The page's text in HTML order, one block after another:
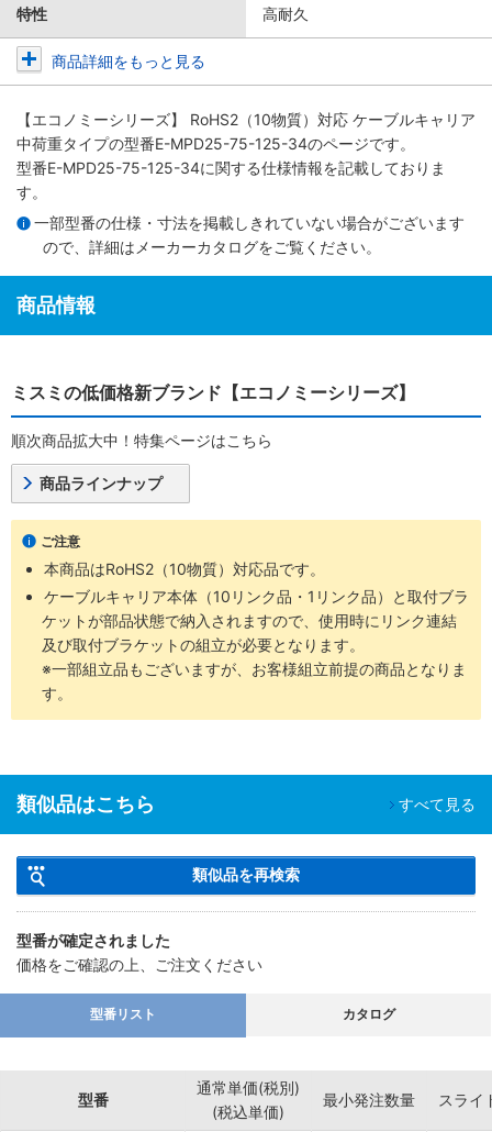
特性 高耐久
商品詳細をもっと見る
【エコノミーシリーズ】 RoHS2（10物質）対応 ケーブルキャリア
中荷重タイプの型番E-MPD25-75-125-34のページです。
型番E-MPD25-75-125-34に関する仕様情報を記載しておりま
す。
一部型番の仕様・寸法を掲載しきれていない場合がございます
ので、詳細は メーカーカタログをご覧ください。
商品情報
ミスミの低価格新ブランド【エコノミーシリーズ】
順次商品拡大中！特集ページはこちら
商品ラインナップ
ご注意
本商品はRoHS2（10物質）対応品です。
ケーブルキャリア本体（10リンク品・1リンク品）と取付ブラ
ケットが部品状態で納入されますので、使用時にリンク連結
及び取付ブラケットの組立が必要となります。
※一部組立品もございますが、お客様組立前提の商品となりま
す。
類似品はこちら すべて見る
類似品を再検索
型番が確定されました
価格をご確認の上、ご注文ください
型番リスト カタログ
型番
通常単価(税別)
(税込単価)
最小発注数量 スライ